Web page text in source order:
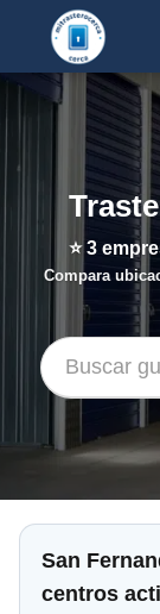
⭐3
Compara
San
centros